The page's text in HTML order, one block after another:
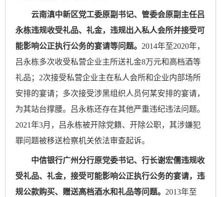
云南滇中新区党工委原副书记、管委会原副主任吕
永栋违规收受礼品、礼金，违规出入私人会所并接受可
能影响公正执行公务的宴请等问题。 2014年至2020年，
吕永栋多次收受私营企业主所送礼金8万元和高档酒等
礼品；2次接受私营企业主在私人会所和企业内部场所
安排的宴请；多次接受涉黑组织人员何某安排的宴请，
为其站台撑腰。吕永栋还存在其他严重违纪违法问题。
2021年3月，吕永栋被开除党籍、开除公职，其涉嫌犯
罪问题被移送检察机关依法审查起诉。
中信银行广州分行原党委书记、行长谢宏儒违规收
受礼品、礼金，接受可能影响公正执行公务的宴请，违
规公款购买、赠送高档酒水和礼品等问题。 2013年至